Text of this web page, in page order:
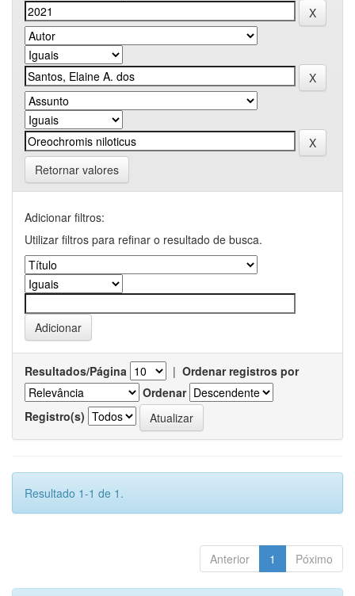
Retornar valores
Adicionar filtros:
Utilizar filtros para refinar o resultado de busca.
Resultados/Página | Ordenar registros por
Ordenar
Registro(s)
Resultado 1-1 de 1.
Anterior 1 Póximo